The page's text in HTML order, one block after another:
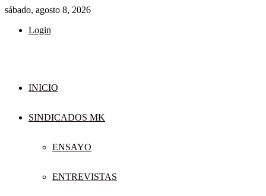
sábado, agosto 8, 2026
Login
INICIO
SINDICADOS MK
ENSAYO
ENTREVISTAS